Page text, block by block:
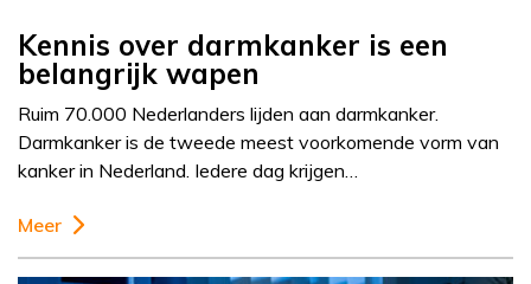
Kennis over darmkanker is een
belangrijk wapen
Ruim 70.000 Nederlanders lijden aan darmkanker.
Darmkanker is de tweede meest voorkomende vorm van
kanker in Nederland. Iedere dag krijgen…
Meer